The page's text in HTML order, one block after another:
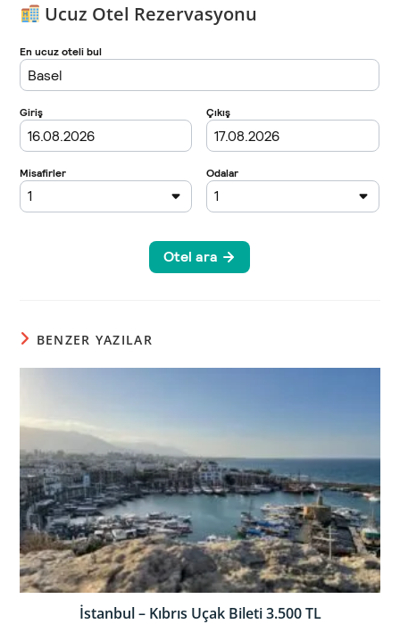
Ucuz Otel Rezervasyonu
BENZER YAZILAR
İstanbul – Kıbrıs Uçak Bileti 3.500 TL